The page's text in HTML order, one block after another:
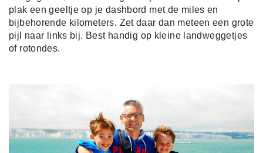
plak een geeltje op je dashbord met de miles en
bijbehorende kilometers. Zet daar dan meteen een grote
pijl naar links bij. Best handig op kleine landweggetjes
of rotondes.